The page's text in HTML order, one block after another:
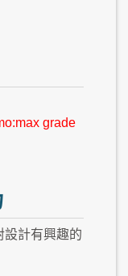
grade
設計有興趣的